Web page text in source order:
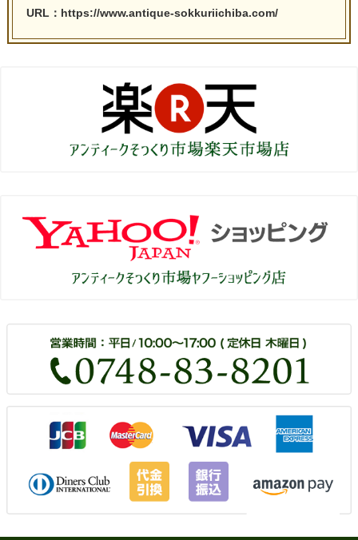
URL：https://www.antique-sokkuriichiba.com/